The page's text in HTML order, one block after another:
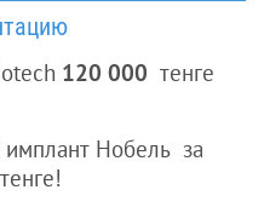
120 000 тенге
имплант Нобель за
тенге!